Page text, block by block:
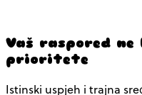
Vaš raspored
prioritete
Istinski uspjeh i trajna